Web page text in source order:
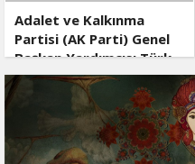
Adalet ve Kalkınma
Partisi (AK Parti) Genel
Başkan Yardımcısı Türk
Akademisi’ni Ziyaret Etti